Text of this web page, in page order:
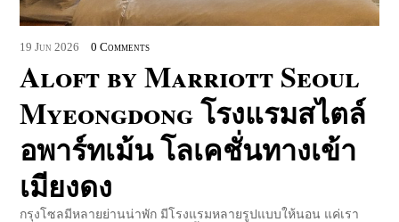
19 Jun 2026 0 Comments
Aloft by Marriott Seoul
Myeongdong โรงแรมสไตล์
อพาร์ทเม้น โลเคชั่นทางเข้า
เมียงดง
กรุงโซลมีหลายย่านน่าพัก มีโรงแรมหลายรูปแบบให้นอน แค่เรา